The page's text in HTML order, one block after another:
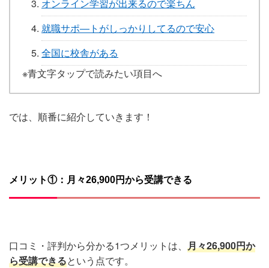
オンライン学習が出来るので楽ちん
就職サポ―トがしっかりしてるので安心
全国に校舎がある
※青文字タップで読みたい項目へ
では、順番に紹介していきます！
メリット①： 月々26,900円から受講できる
口コミ・評判から分かる1つメリットは、 月々26,900円か
ら受講できるという点です。